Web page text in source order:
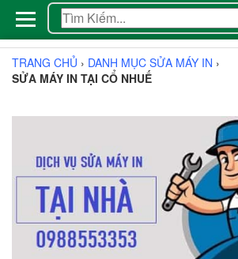
TRANG CHỦ › DANH MỤC SỬA MÁY IN ›
SỬA MÁY IN TẠI CỔ NHUẾ